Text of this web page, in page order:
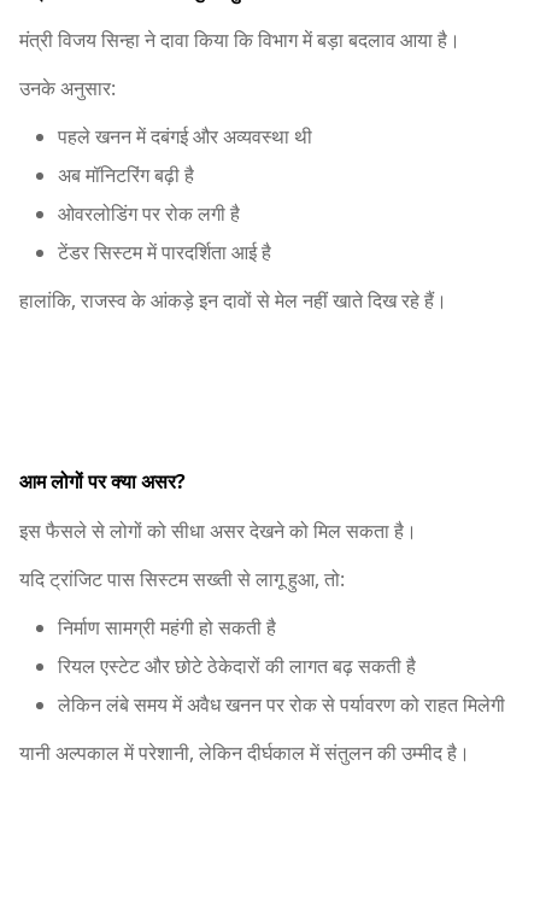
मंत्री विजय सिन्हा ने दावा किया कि विभाग में बड़ा बदलाव आया है।
उनके अनुसार:
पहले खनन में दबंगई और अव्यवस्था थी
अब मॉनिटरिंग बढ़ी है
ओवरलोडिंग पर रोक लगी है
टेंडर सिस्टम में पारदर्शिता आई है
हालांकि, राजस्व के आंकड़े इन दावों से मेल नहीं खाते दिख रहे हैं।
आम लोगों पर क्या असर?
इस फैसले से लोगों को सीधा असर देखने को मिल सकता है।
यदि ट्रांजिट पास सिस्टम सख्ती से लागू हुआ, तो:
निर्माण सामग्री महंगी हो सकती है
रियल एस्टेट और छोटे ठेकेदारों की लागत बढ़ सकती है
लेकिन लंबे समय में अवैध खनन पर रोक से पर्यावरण को राहत मिलेगी
यानी अल्पकाल में परेशानी, लेकिन दीर्घकाल में संतुलन की उम्मीद है।